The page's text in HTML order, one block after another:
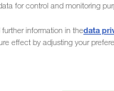
O ist
for control and monitoring
information in thedata
effect by adjusting your